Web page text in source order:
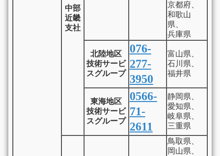
中部
近畿
支社
京都府、
和歌山
県、
兵庫県
北陸地区
技術サービ
スグループ
076-
277-
3950
富山県、
石川県、
福井県
東海地区
技術サービ
スグループ
0566-
71-
2611
静岡県、
愛知県、
岐阜県、
三重県
鳥取県、
岡山県、